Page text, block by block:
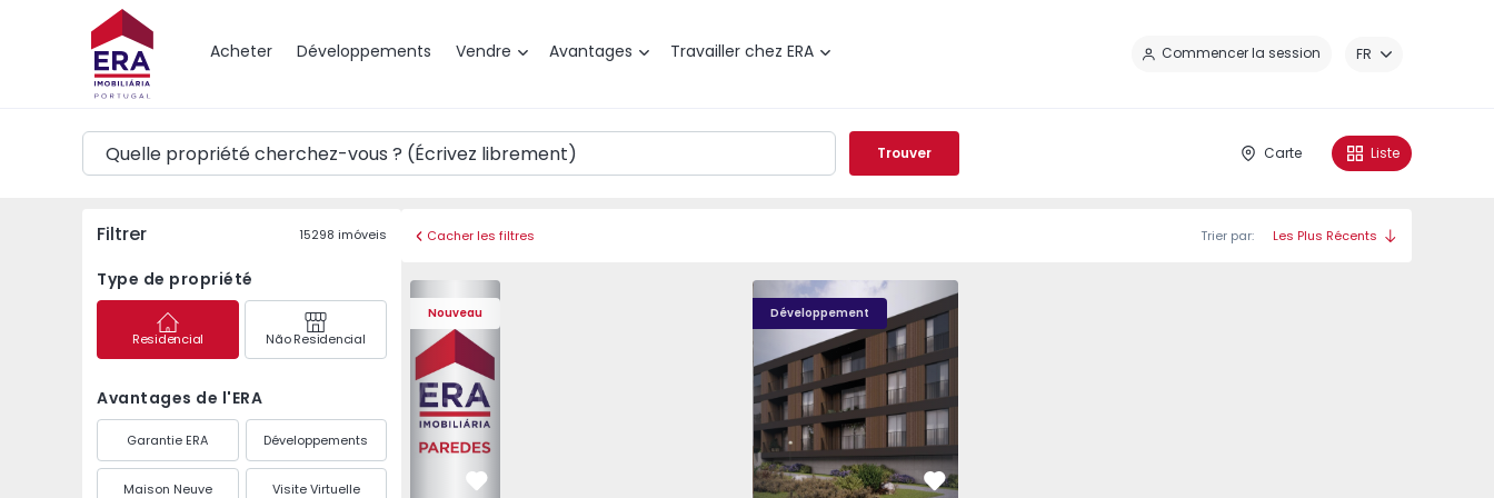
Acheter Développements Vendre Avantages Travailler chez ERA Commencer la session FR
Carte
Trouver Carte Liste
Filtrer 15298 imóveis
Type de propriété
Residencial Não Residencial
Avantages de l'ERA
Garantie ERA Développements
Maison Neuve Visite Virtuelle
Cacher les filtres Trier par: Les Plus Récents
Nouveau
Appartement T0 Paredes, Gandra - 1575265 - 1
Préféré
Développement
Nova Caíde - 1 Nova Caíde - 1
Préféré